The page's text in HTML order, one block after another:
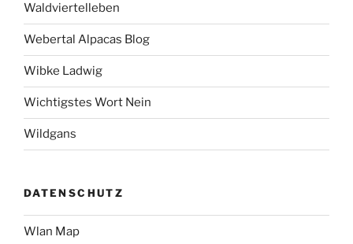
Waldviertelleben
Webertal Alpacas Blog
Wibke Ladwig
Wichtigstes Wort Nein
Wildgans
DATENSCHUTZ
Wlan Map